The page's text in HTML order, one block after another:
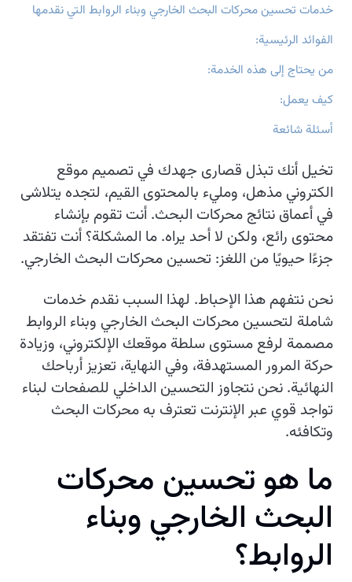
خدمات تحسين محركات البحث الخارجي وبناء الروابط التي نقدمها
الفوائد الرئيسية:
من يحتاج إلى هذه الخدمة:
كيف يعمل:
أسئلة شائعة
تخيل أنك تبذل قصارى جهدك في تصميم موقع
الكتروني مذهل، ومليء بالمحتوى القيم، لتجده يتلاشى
في أعماق نتائج محركات البحث. أنت تقوم بإنشاء
محتوى رائع، ولكن لا أحد يراه. ما المشكلة؟ أنت تفتقد
جزءًا حيويًا من اللغز: تحسين محركات البحث الخارجي.
نحن نتفهم هذا الإحباط. لهذا السبب نقدم خدمات
شاملة لتحسين محركات البحث الخارجي وبناء الروابط
مصممة لرفع مستوى سلطة موقعك الإلكتروني، وزيادة
حركة المرور المستهدفة، وفي النهاية، تعزيز أرباحك
النهائية. نحن نتجاوز التحسين الداخلي للصفحات لبناء
تواجد قوي عبر الإنترنت تعترف به محركات البحث
وتكافئه.
ما هوتحسين محركات
البحث الخارجيوبناء
الروابط؟